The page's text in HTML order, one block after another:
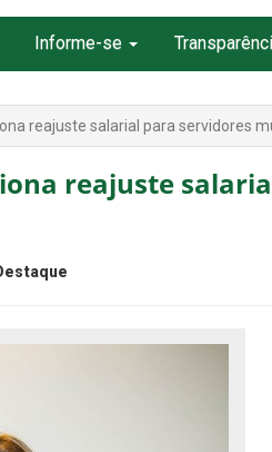
Informe-se
reajuste salarial para servidores
reajuste